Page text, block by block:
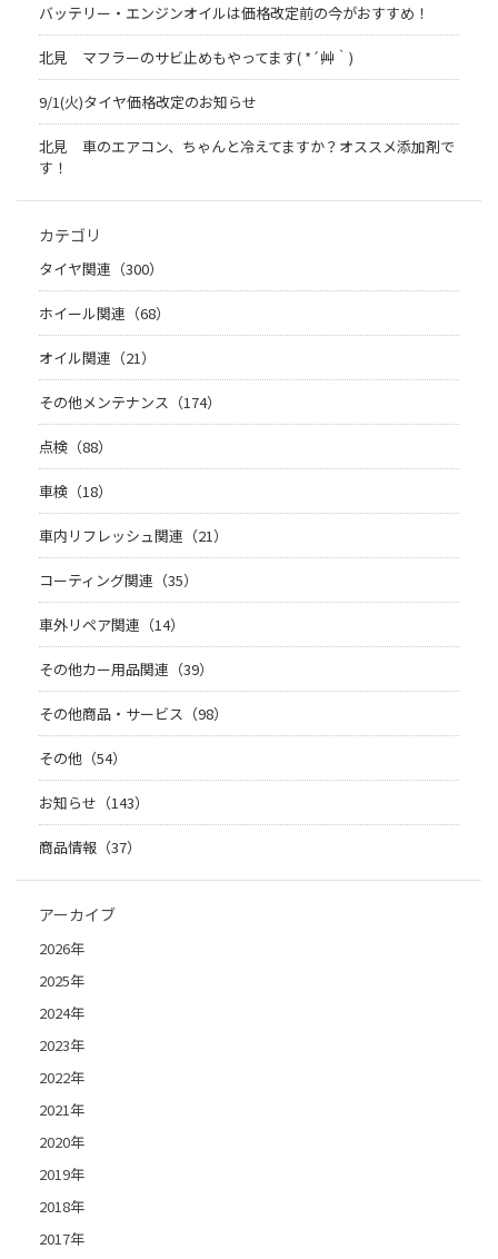
バッテリー・エンジンオイルは価格改定前の今がおすすめ！
北見 マフラーのサビ止めもやってます( *´艸｀)
9/1(火)タイヤ価格改定のお知らせ
北見 車のエアコン、ちゃんと冷えてますか？オススメ添加剤で
す！
カテゴリ
タイヤ関連（300）
ホイール関連（68）
オイル関連（21）
その他メンテナンス（174）
点検（88）
車検（18）
車内リフレッシュ関連（21）
コーティング関連（35）
車外リペア関連（14）
その他カー用品関連（39）
その他商品・サービス（98）
その他（54）
お知らせ（143）
商品情報（37）
アーカイブ
2026年
2025年
2024年
2023年
2022年
2021年
2020年
2019年
2018年
2017年